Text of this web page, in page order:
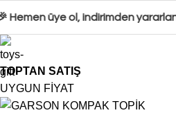
üye ol, indirimden yararlan 🛍️
TOPTAN SATIŞ
UYGUN FİYAT